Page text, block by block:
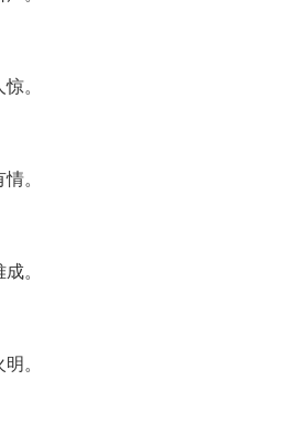
。
。
。
。